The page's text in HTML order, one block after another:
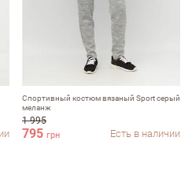
Спортивный костюм вязаный Sport серый
меланж
1 995
795 грн Есть в наличии